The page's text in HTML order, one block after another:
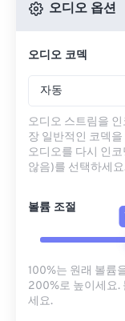
오디오 옵션
오디오 코덱
자동
오디오 스트림을
장 일반적인 코덱
오디오를 다시 인
않음)를 선택하세
볼륨 조절
100%는 원래 볼륨
200%로 높이세요.
세요.